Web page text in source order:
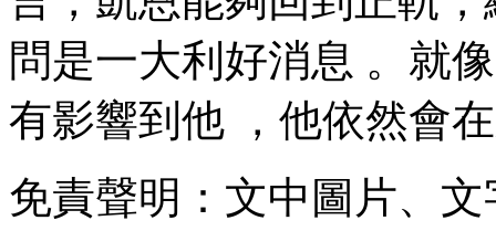
問是一大利好消息 。就
有影響到他  ，他依然會在
免責聲明 ：文中圖片 